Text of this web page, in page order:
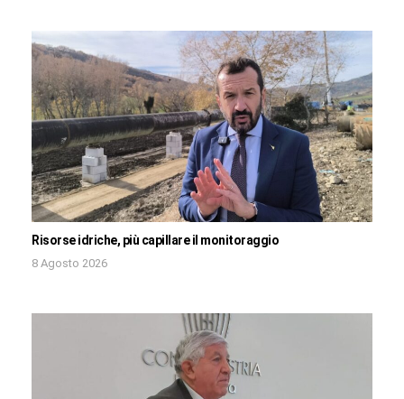
Risorse idriche, più capillare il monitoraggio
8 Agosto 2026